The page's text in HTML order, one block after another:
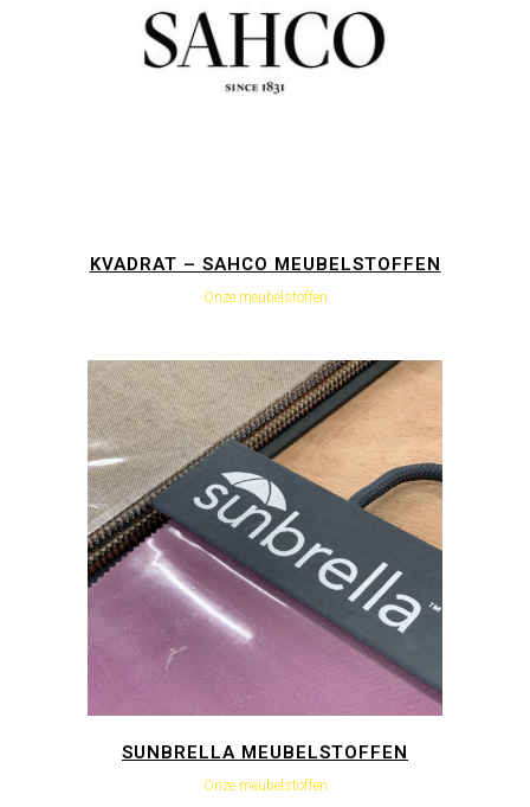
KVADRAT – SAHCO MEUBELSTOFFEN
Onze meubelstoffen
SUNBRELLA MEUBELSTOFFEN
Onze meubelstoffen